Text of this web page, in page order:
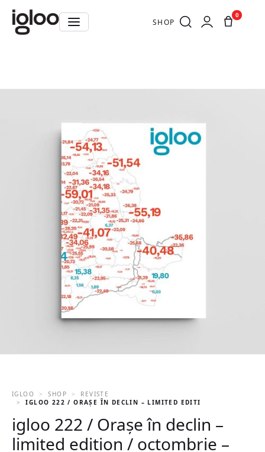
SHOP
0
IGLOO SHOP
REVISTE
IGLOO 222 / ORAȘE ÎN DECLIN – LIMITED EDITION /
igloo 222 / Orașe în declin –
limited edition / octombrie –